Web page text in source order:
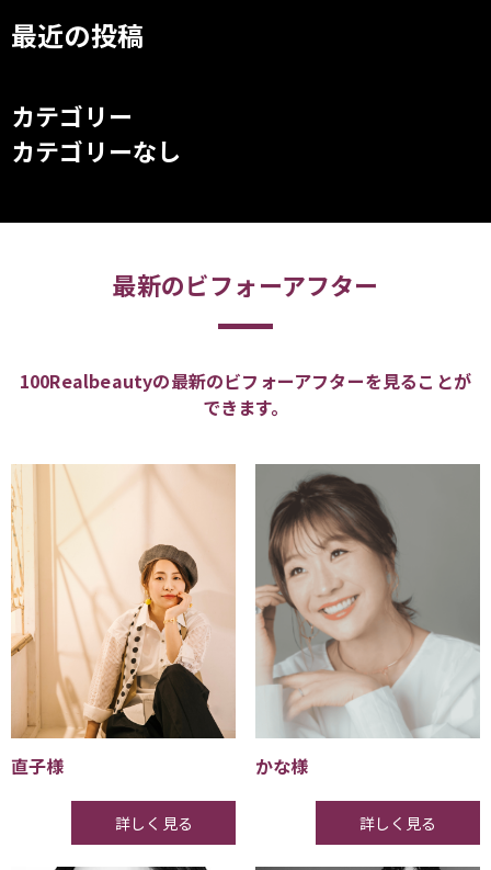
最近の投稿
カテゴリー
カテゴリーなし
最新のビフォーアフター
100Realbeautyの最新のビフォーアフターを見ることが
できます。
直子様
詳しく見る
かな様
詳しく見る